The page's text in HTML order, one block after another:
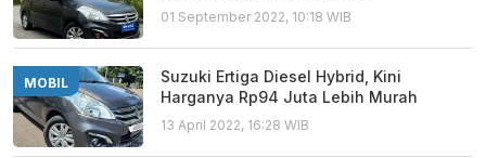
01 September 2022, 10:18 WIB
MOBIL
Suzuki Ertiga Diesel Hybrid, Kini
Harganya Rp94 Juta Lebih Murah
13 April 2022, 16:28 WIB